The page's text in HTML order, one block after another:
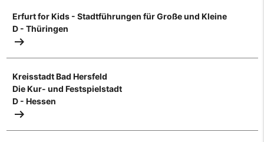
Erfurt for Kids - Stadtführungen für Große und Kleine
D - Thüringen
arrow_right_alt
Kreisstadt Bad Hersfeld
Die Kur- und Festspielstadt
D - Hessen
arrow_right_alt